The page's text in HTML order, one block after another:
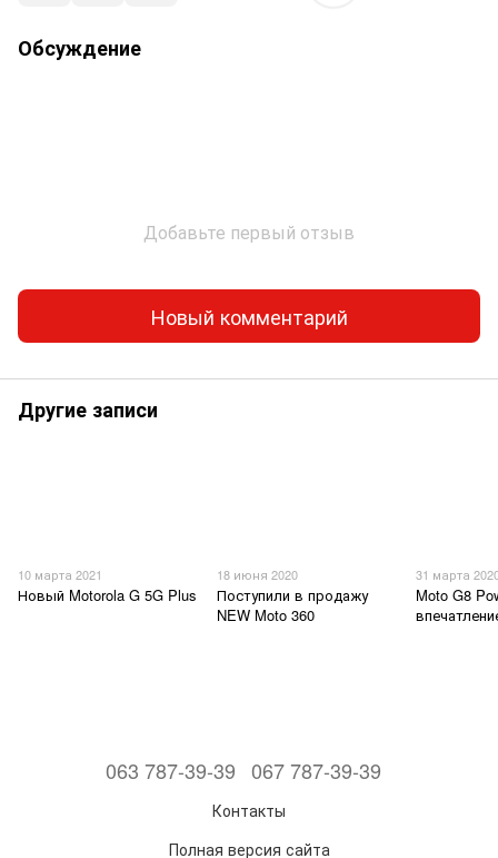
Обсуждение
Добавьте первый отзыв
Новый комментарий
Другие записи
10 марта 2021
Новый Motorola G 5G Plus
18 июня 2020
Поступили в продажу
NEW Moto 360
31 марта
Moto G8
063 787-39-39 067 787-39-39
Контакты
Полная версия сайта